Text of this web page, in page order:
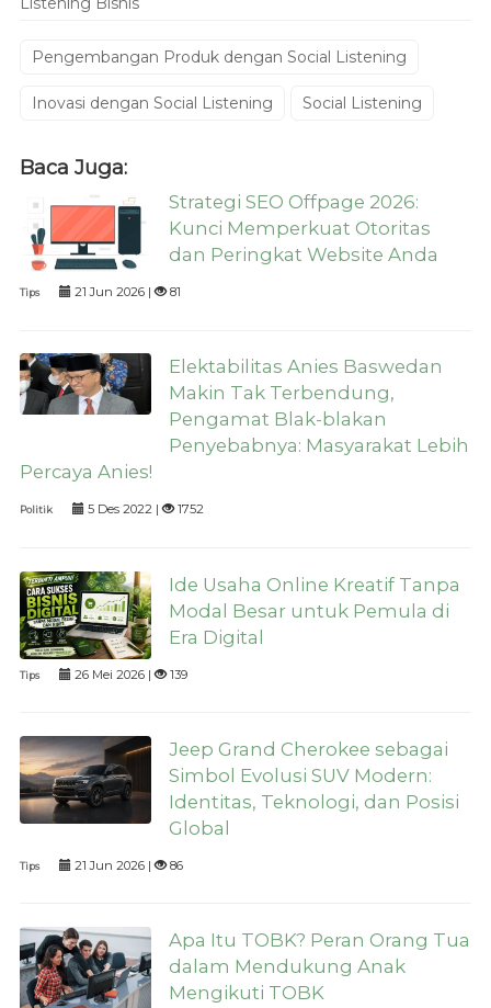
Pengembangan Produk dengan Social Listening
Inovasi dengan Social Listening Social Listening
Baca Juga:
Strategi SEO Offpage 2026:
Kunci Memperkuat Otoritas
dan Peringkat Website Anda
Tips 21 Jun 2026 | 81
Elektabilitas Anies Baswedan
Makin Tak Terbendung,
Pengamat Blak-blakan
Penyebabnya: Masyarakat Lebih
Percaya Anies!
Politik 5 Des 2022 | 1752
Ide Usaha Online Kreatif Tanpa
Modal Besar untuk Pemula di
Era Digital
Tips 26 Mei 2026 | 139
Jeep Grand Cherokee sebagai
Simbol Evolusi SUV Modern:
Identitas, Teknologi, dan Posisi
Global
Tips 21 Jun 2026 | 86
Apa Itu TOBK? Peran Orang Tua
dalam Mendukung Anak
Mengikuti TOBK